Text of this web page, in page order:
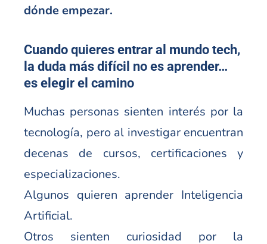
dónde empezar.
Cuando quieres entrar al mundo tech,
la duda más difícil no es aprender…
es elegir el camino
Muchas personas sienten interés por la
tecnología, pero al investigar encuentran
decenas de cursos, certificaciones y
especializaciones.
Algunos quieren aprender Inteligencia
Artificial.
Otros sienten curiosidad por la